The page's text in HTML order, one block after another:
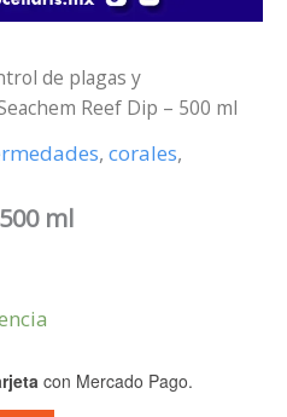
de plagas y
Reef Dip – 500 ml
, corales,
ml
con Mercado Pago.